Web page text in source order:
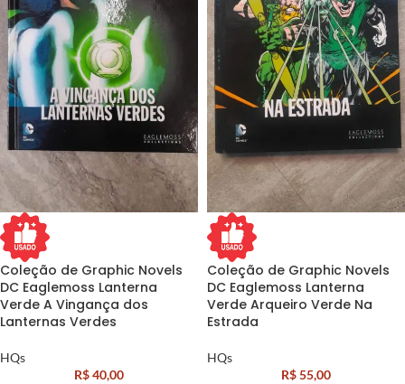
Coleção de Graphic Novels
DC Eaglemoss Lanterna
Verde A Vingança dos
Lanternas Verdes
HQs
R$40,00
Coleção de Graphic Novels
DC Eaglemoss Lanterna
Verde Arqueiro Verde Na
Estrada
HQs
R$55,00